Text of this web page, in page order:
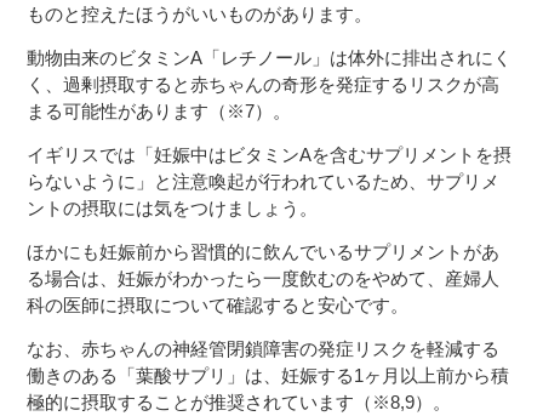
ものと控えたほうがいいものがあります。
動物由来のビタミンA「レチノール」は体外に排出されにく
く、過剰摂取すると赤ちゃんの奇形を発症するリスクが高
まる可能性があります（※7）。
イギリスでは「妊娠中はビタミンAを含むサプリメントを摂
らないように」と注意喚起が行われているため、サプリメ
ントの摂取には気をつけましょう。
ほかにも妊娠前から習慣的に飲んでいるサプリメントがあ
る場合は、妊娠がわかったら一度飲むのをやめて、産婦人
科の医師に摂取について確認すると安心です。
なお、赤ちゃんの神経管閉鎖障害の発症リスクを軽減する
働きのある「葉酸サプリ」は、妊娠する1ヶ月以上前から積
極的に摂取することが推奨されています（※8,9）。